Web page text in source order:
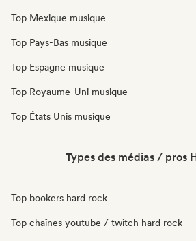
Top Mexique musique
Top Pays-Bas musique
Top Espagne musique
Top Royaume-Uni musique
Top États Unis musique
Types des médias / pros
Top bookers hard rock
Top chaînes youtube / twitch hard rock